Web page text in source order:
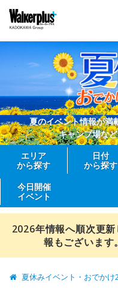
夏のイベント情報が満
キャンプ場な
エリア
から探す
日付
から探す
今日開催
イベント
2026年情報へ順次更
報もございます
夏休みイベント・おでかけ